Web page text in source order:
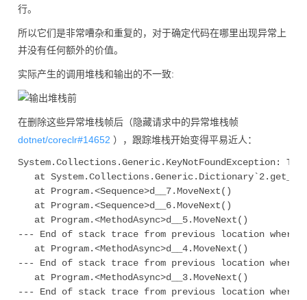
行。
所以它们是非常嘈杂和重复的，对于确定代码在哪里出现异常上
并没有任何额外的价值。
实际产生的调用堆栈和输出的不一致:
在删除这些异常堆栈帧后（隐藏请求中的异常堆栈帧
dotnet/coreclr#14652 ），跟踪堆栈开始变得平易近人：
System.Collections.Generic.KeyNotFoundException:
at
   at Program.<Sequence>d__7.MoveNext()
   at Program.<Sequence>d__6.MoveNext()
   at Program.<MethodAsync>d__5.MoveNext()
--- End of stack trace from previous location where
   at Program.<MethodAsync>d__4.MoveNext()
--- End of stack trace from previous location where
   at Program.<MethodAsync>d__3.MoveNext()
--- End of stack trace from previous location where